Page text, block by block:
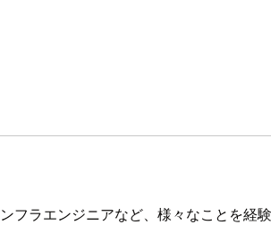
ラエンジニアなど、様々なことを経験